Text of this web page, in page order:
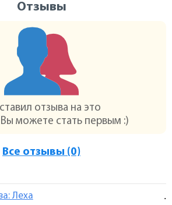
Отзывы
отзыва на это
можете стать первым :)
Все отзывы (0)
Леха .